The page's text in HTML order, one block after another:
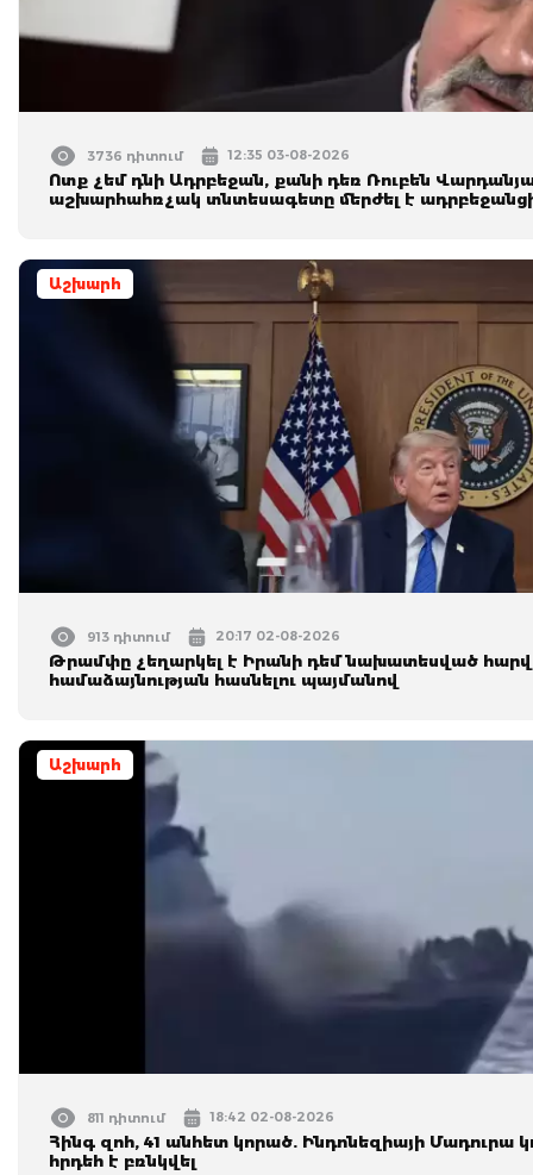
3736 դիտում 12:35 03-08-2026
Ոտք չեմ դնի Ադրբեջան, քանի դեռ Ռուբեն
աշխարհահռչակ տնտեսագետը մերժել է
Աշխարհ
913 դիտում 20:17 02-08-2026
Թրամփը չեղարկել է Իրանի դեմ նախատեսված
համաձայնության հասնելու պայմանով
Աշխարհ
811 դիտում 18:42 02-08-2026
Հինգ զոհ, 41 անհետ կորած. Ինդոնեզիայի Մադուրա
հրդեհ է բռնկվել